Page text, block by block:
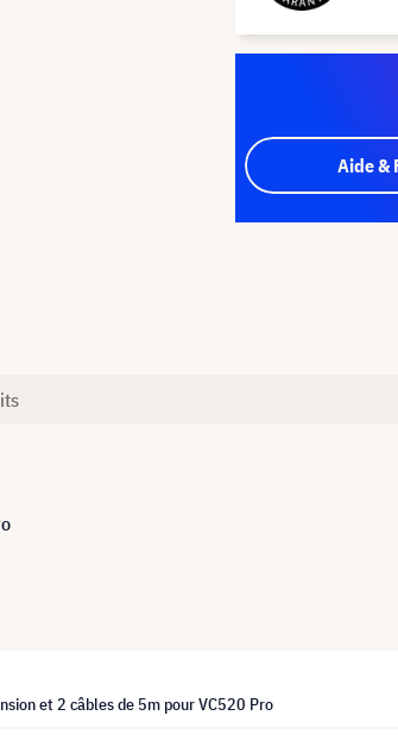
Aide &
et 2 câbles de 5m pour VC520 Pro